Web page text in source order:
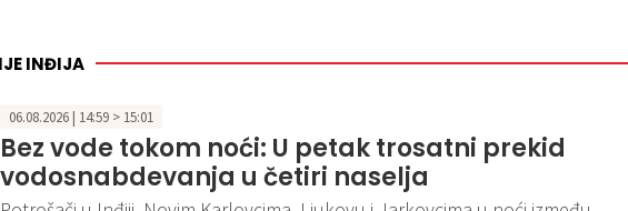
INĐIJA
06.08.2026 | 14:59 > 15:01
Bez vode tokom noći: U petak trosatni prekid
vodosnabdevanja u četiri naselja